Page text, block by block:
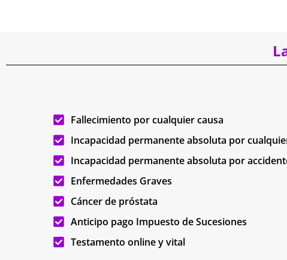
Fallecimiento por cualquier causa
Incapacidad permanente absoluta por
Incapacidad permanente absoluta por
Enfermedades Graves
Cáncer de próstata
Anticipo pago Impuesto de Sucesiones
Testamento online y vital